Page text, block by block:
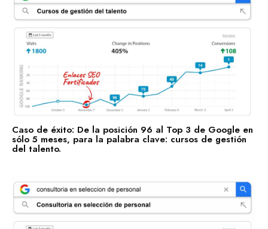
Caso de éxito: De la posición 96 al Top 3 de Google en
sólo 5 meses, para la palabra clave: cursos de gestión
del talento.